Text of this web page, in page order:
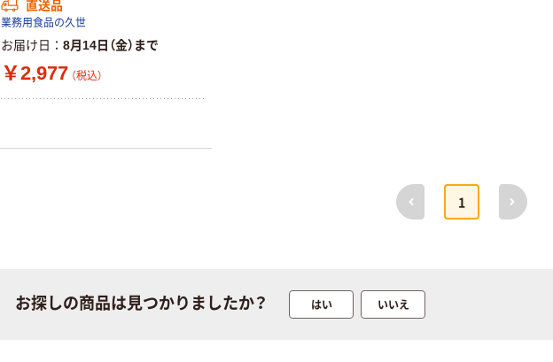
直送品
業務用食品の久世
お届け日 8月14日（金）まで
￥2,977 （税込）
前へ
1
次へ
お探しの商品は見つかりましたか？ はい いいえ